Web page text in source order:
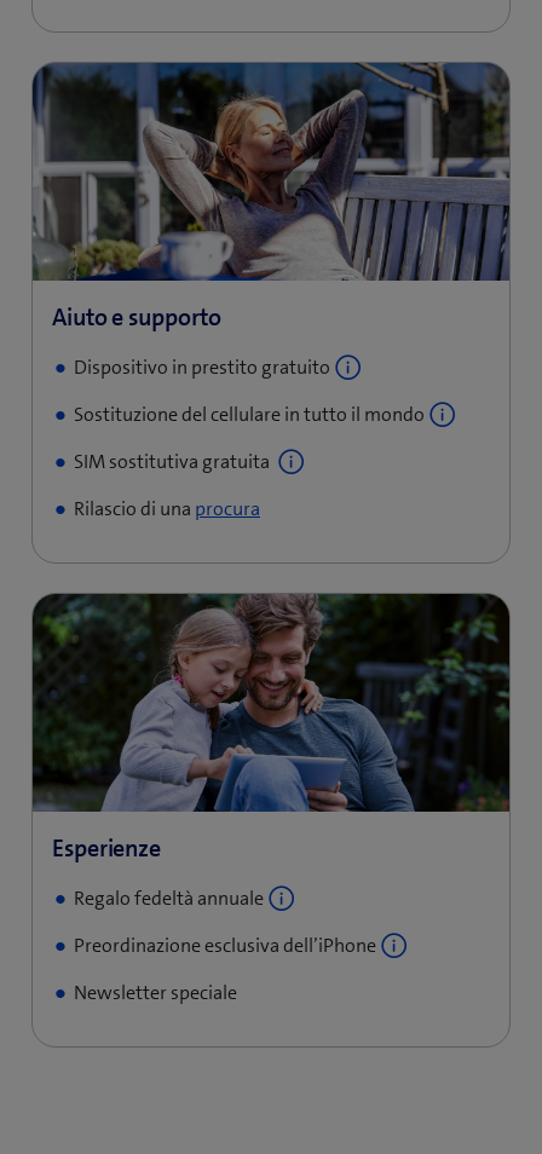
Dispositivo in prestito gratuito
Sostituzione del cellulare in tutto il mondo
SIM sostitutiva gratuita
Rilascio di una procura
Regalo fedeltà annuale
Preordinazione esclusiva dell’iPhone
Newsletter speciale